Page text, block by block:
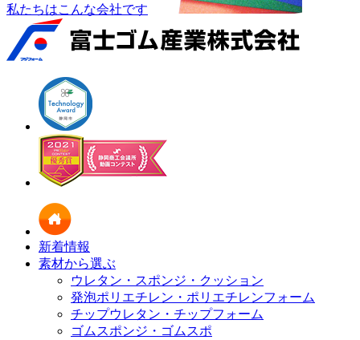
私たちはこんな会社です
新着情報
素材から選ぶ
ウレタン・スポンジ・クッション
発泡ポリエチレン・ポリエチレンフォーム
チップウレタン・チップフォーム
ゴムスポンジ・ゴムスポ